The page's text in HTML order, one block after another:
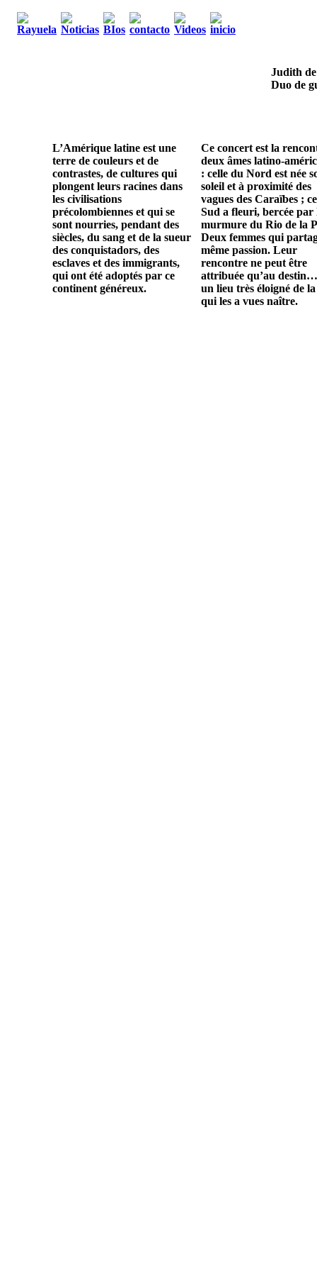
Judith
Duo de
L’Amérique latine est une
terre de couleurs et de
contrastes, de cultures qui
plongent leurs racines dans
les civilisations
précolombiennes et qui se
sont nourries, pendant des
siècles, du sang et de la sueur
des conquistadors, des
esclaves et des immigrants,
qui ont été adoptés par ce
continent généreux.
Ce concert est la
deux âmes latino-
: celle du Nord est née
soleil et à proximité des
vagues des Caraïbes ;
Sud a fleuri, bercée par
murmure du Rio de la
Deux femmes qui
même passion. Leur
rencontre ne peut être
attribuée qu’au
un lieu très éloigné de
qui les a vues naître.